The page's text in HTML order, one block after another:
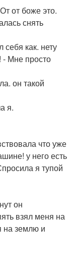
от боже это.
снять
себя как. нету
Мне просто
он такой
я.
что уже
у него есть
я тупой
он
взял меня на
на землю и